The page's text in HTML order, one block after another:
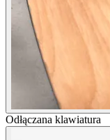
Odłączana klawiatura